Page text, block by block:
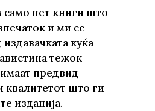
само пет книги што
и ми се
куќа
тежок
предвид
квалитетот што ги
изданија.